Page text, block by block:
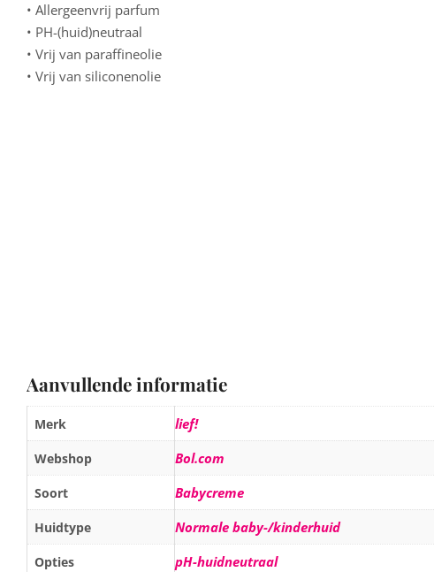
• Allergeenvrij parfum
• PH-(huid)neutraal
• Vrij van paraffineolie
• Vrij van siliconenolie
Aanvullende informatie
Merk lief!
Webshop Bol.com
Soort Babycreme
Huidtype Normale baby-/kinderhuid
Opties pH-huidneutraal